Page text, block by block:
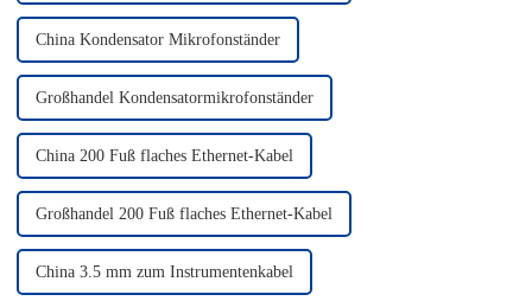
China Kondensator Mikrofonständer
Großhandel Kondensatormikrofonständer
China 200 Fuß flaches Ethernet-Kabel
Großhandel 200 Fuß flaches Ethernet-Kabel
China 3.5 mm zum Instrumentenkabel